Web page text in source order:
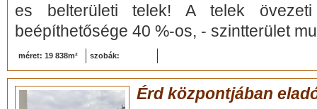
es belterületi telek! A telek övezeti
beépíthetősége 40 %-os, - szintterület
méret: 19 838m² szobák:
Érd központjában